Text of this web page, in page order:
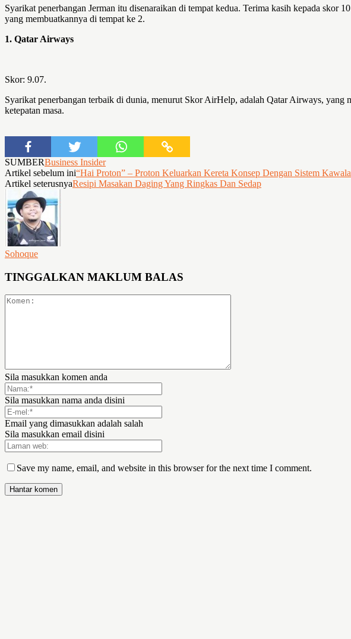
Syarikat penerbangan Jerman itu disenaraikan di tempat kedua. Terima kasih kepada skor
yang membuatkannya di tempat ke 2.
1. Qatar Airways
Skor: 9.07.
Syarikat penerbangan terbaik di dunia, menurut Skor AirHelp, adalah Qatar Airways,
ketepatan masa.
SUMBERBusiness Insider
Artikel sebelum ini“Hai Proton” – Proton Keluarkan Kereta Konsep Dengan Sistem
Artikel seterusnyaResipi Masakan Daging Yang Ringkas Dan Sedap
Sohoque
TINGGALKAN MAKLUM BALAS
Sila masukkan komen anda
Sila masukkan nama anda disini
Email yang dimasukkan adalah salah
Sila masukkan email disini
Save my name, email, and website in this browser for the next time I comment.